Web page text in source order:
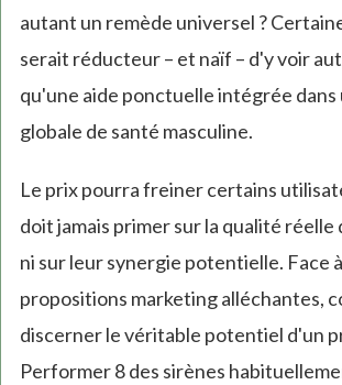
autant un remède universel ?
serait réducteur – et naïf – d'y voir
qu'une aide ponctuelle intégrée
globale de santé masculine.
Le prix pourra freiner certains
doit jamais primer sur la qualité
ni sur leur synergie potentielle. Face
propositions marketing alléchantes,
discerner le véritable potentiel d'un
Performer 8 des sirènes